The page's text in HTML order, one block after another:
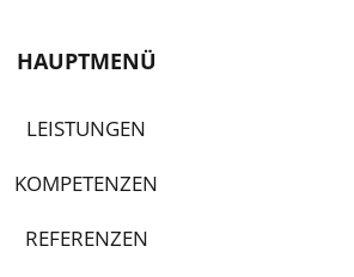
HAUPTMENÜ
LEISTUNGEN
KOMPETENZEN
REFERENZEN